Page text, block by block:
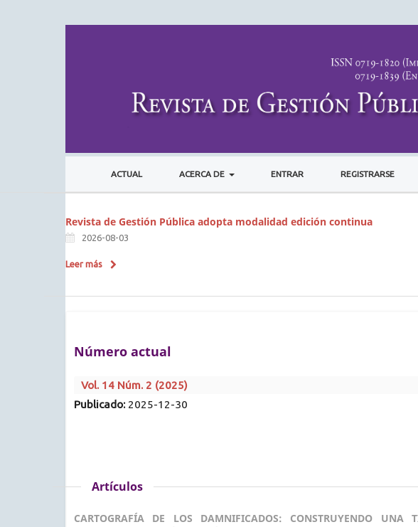
ACTUAL ACERCA DE ENTRAR REGISTRARSE
Revista de Gestión Pública adopta modalidad edición continua
2026-08-03
Leer más
Número actual
Vol. 14 Núm. 2 (2025)
Publicado: 2025-12-30
Artículos
CARTOGRAFÍA DE LOS DAMNIFICADOS: CONSTRUYENDO